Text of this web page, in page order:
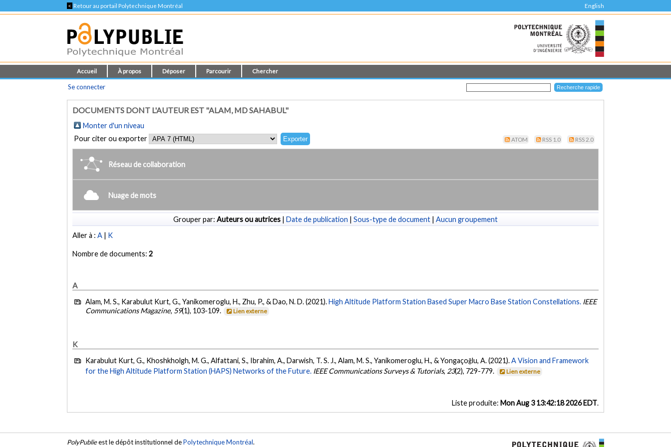
< Retour au portail Polytechnique Montréal English
Accueil À propos Déposer Parcourir Chercher
Se connecter
DOCUMENTS DONT L'AUTEUR EST "ALAM, MD SAHABUL"
Monter d'un niveau
Pour citer ou exporter
ATOM RSS 1.0 RSS 2.0
Réseau de collaboration
Nuage de mots
Grouper par: Auteurs ou autrices | Date de publication | Sous-type de document | Aucun groupement
Aller à :A | K
Nombre de documents:2
A
Alam, M. S., Karabulut Kurt, G., Yanikomeroglu, H., Zhu, P., & Dao, N. D. (2021).High Altitude Platform Station Based Super Macro Base Station Constellations. IEEE
Communications Magazine, 59(1), 103-109. Lien externe
K
Karabulut Kurt, G., Khoshkholgh, M. G., Alfattani, S., Ibrahim, A., Darwish, T. S. J., Alam, M. S., Yanikomeroglu, H., & Yongaçoğlu, A. (2021).A Vision and Framework
for the High Altitude Platform Station (HAPS) Networks of the Future. IEEE Communications Surveys & Tutorials, 23(2), 729-779. Lien externe
Liste produite: Mon Aug 3 13:42:18 2026 EDT.
PolyPublieest le dépôt institutionnel dePolytechnique Montréal.